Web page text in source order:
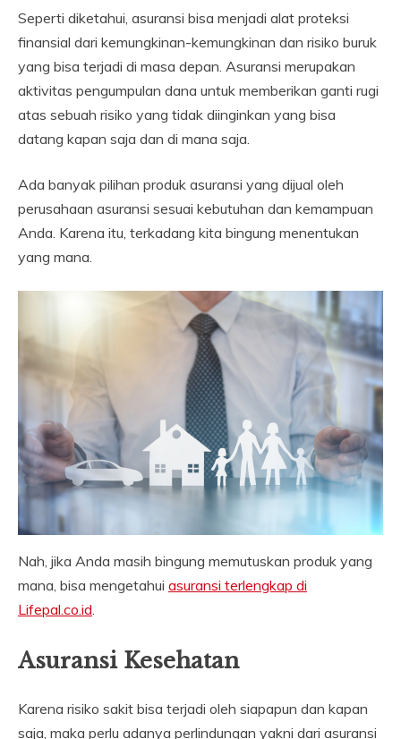
Seperti diketahui, asuransi bisa menjadi alat proteksi
finansial dari kemungkinan-kemungkinan dan risiko buruk
yang bisa terjadi di masa depan. Asuransi merupakan
aktivitas pengumpulan dana untuk memberikan ganti rugi
atas sebuah risiko yang tidak diinginkan yang bisa
datang kapan saja dan di mana saja.
Ada banyak pilihan produk asuransi yang dijual oleh
perusahaan asuransi sesuai kebutuhan dan kemampuan
Anda. Karena itu, terkadang kita bingung menentukan
yang mana.
Nah, jika Anda masih bingung memutuskan produk yang
mana, bisa mengetahui asuransi terlengkap di
Lifepal.co.id.
Asuransi Kesehatan
Karena risiko sakit bisa terjadi oleh siapapun dan kapan
saja, maka perlu adanya perlindungan yakni dari asuransi